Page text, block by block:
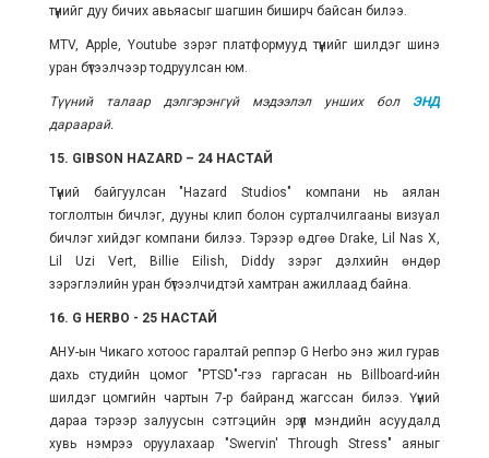
түүнийг дуу бичих авьяасыг шагшин биширч байсан билээ.
MTV, Apple, Youtube зэрэг платформууд түүнийг шилдэг шинэ
уран бүтээлчээр тодруулсан юм.
Түүний талаар дэлгэрэнгүй мэдээлэл унших бол ЭНД
дараарай.
15. GIBSON HAZARD – 24 НАСТАЙ
Түүний байгуулсан "Hazard Studios" компани нь аялан
тоглолтын бичлэг, дууны клип болон сурталчилгааны визуал
бичлэг хийдэг компани билээ. Тэрээр өдгөө Drake, Lil Nas X,
Lil Uzi Vert, Billie Eilish, Diddy зэрэг дэлхийн өндөр
зэрэглэлийн уран бүтээлчидтэй хамтран ажиллаад байна.
16. G HERBO - 25 НАСТАЙ
АНУ-ын Чикаго хотоос гаралтайреппэр G Herbo энэ жил гурав
дахь студийн цомог "PTSD"-гээ гаргасан нь Billboard-ийн
шилдэг цомгийн чартын 7-р байранд жагссан билээ. Үүний
дараа тэрээр залуусын сэтгэцийн эрүүл мэндийн асуудалд
хувь нэмрээ оруулахаар "Swervin' Through Stress" аяныг